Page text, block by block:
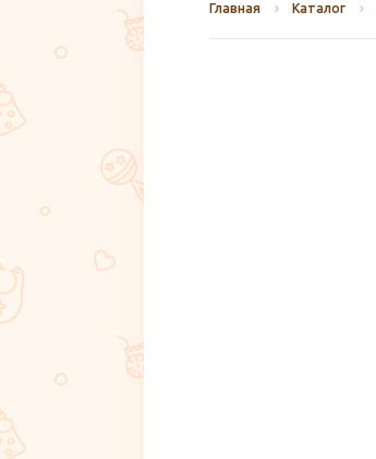
Главная Каталог